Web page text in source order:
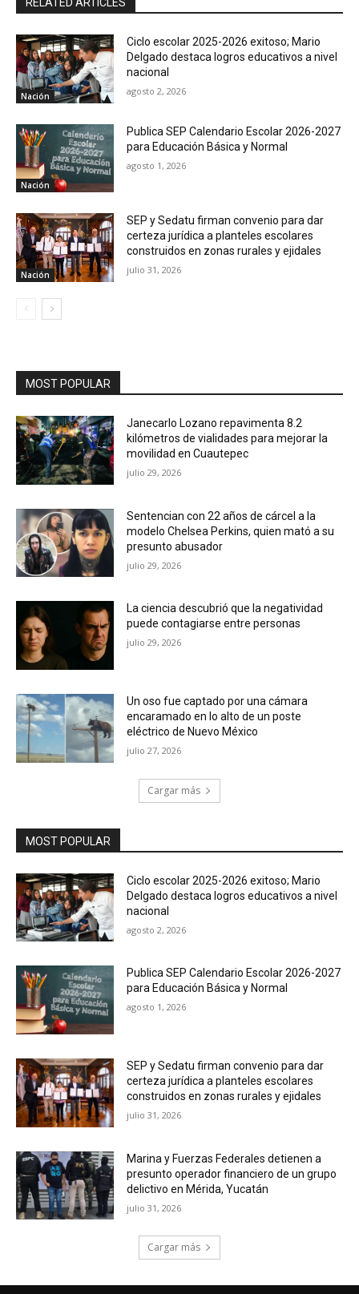
Nación
Ciclo escolar 2025-2026 exitoso; Mario
Delgado destaca logros educativos a nivel
nacional
agosto 2, 2026
Nación
Publica SEP Calendario Escolar 2026-2027
para Educación Básica y Normal
agosto 1, 2026
Nación
SEP y Sedatu firman convenio para dar
certeza jurídica a planteles escolares
construidos en zonas rurales y ejidales
julio 31, 2026
MOST POPULAR
Janecarlo Lozano repavimenta 8.2
kilómetros de vialidades para mejorar la
movilidad en Cuautepec
julio 29, 2026
Sentencian con 22 años de cárcel a la
modelo Chelsea Perkins, quien mató a su
presunto abusador
julio 29, 2026
La ciencia descubrió que la negatividad
puede contagiarse entre personas
julio 29, 2026
Un oso fue captado por una cámara
encaramado en lo alto de un poste
eléctrico de Nuevo México
julio 27, 2026
Cargar más
MOST POPULAR
Ciclo escolar 2025-2026 exitoso; Mario
Delgado destaca logros educativos a nivel
nacional
agosto 2, 2026
Publica SEP Calendario Escolar 2026-2027
para Educación Básica y Normal
agosto 1, 2026
SEP y Sedatu firman convenio para dar
certeza jurídica a planteles escolares
construidos en zonas rurales y ejidales
julio 31, 2026
Marina y Fuerzas Federales detienen a
presunto operador financiero de un grupo
delictivo en Mérida, Yucatán
julio 31, 2026
Cargar más